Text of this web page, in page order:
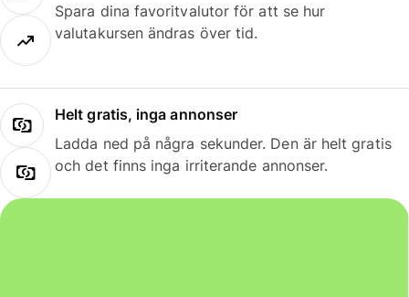
Spara dina favoritvalutor för att se hur
valutakursen ändras över tid.
Helt gratis, inga annonser
Ladda ned på några sekunder. Den är helt gratis
och det finns inga irriterande annonser.